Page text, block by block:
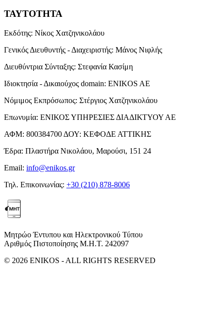
ΤΑΥΤΟΤΗΤΑ
Εκδότης: Νίκος Χατζηνικολάου
Γενικός Διευθυντής - Διαχειριστής: Μάνος Νιφλής
Διευθύντρια Σύνταξης: Στεφανία Κασίμη
Ιδιοκτησία - Δικαιούχος domain: ENIKOS AE
Νόμιμος Εκπρόσωπος: Στέργιος Χατζηνικολάου
Επωνυμία: ΕΝΙΚΟΣ ΥΠΗΡΕΣΙΕΣ ΔΙΑΔΙΚΤΥΟΥ ΑΕ
ΑΦΜ: 800384700 ΔΟΥ: ΚΕΦΟΔΕ ΑΤΤΙΚΗΣ
Έδρα: Πλαστήρα Νικολάου, Μαρούσι, 151 24
Email: info@enikos.gr
Τηλ. Επικοινωνίας: +30 (210) 878-8006
Μητρώο Έντυπου και Ηλεκτρονικού Τύπου
Αριθμός Πιστοποίησης Μ.Η.Τ. 242097
© 2026 ENIKOS - ALL RIGHTS RESERVED